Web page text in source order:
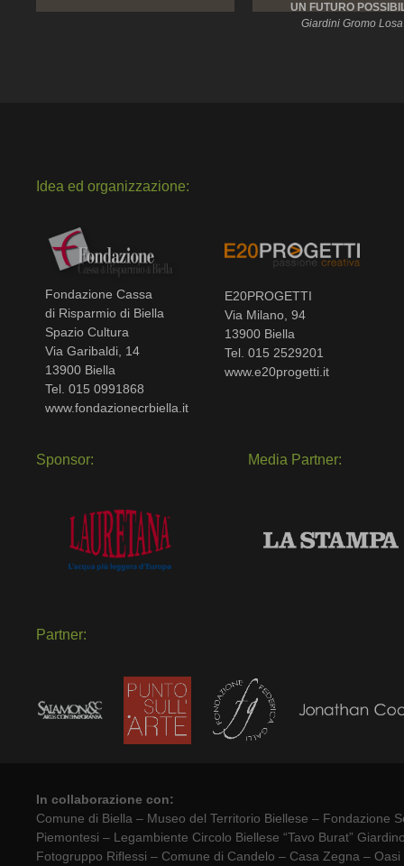
UN FUTURO
Giardini Gromo Losa
Idea ed organizzazione:
Fondazione Cassa
di Risparmio di Biella
Spazio Cultura
Via Garibaldi, 14
13900 Biella
Tel. 015 0991868
www.fondazionecrbiella.it
E20PROGETTI
Via Milano, 94
13900 Biella
Tel. 015 2529201
www.e20progetti.it
Sponsor: Media Partner:
Partner:
In collaborazione con:
Comune di Biella – Museo del Territorio Biellese – Fondazione
Piemontesi – Legambiente Circolo Biellese “Tavo Burat”
Fotogruppo Riflessi – Comune di Candelo – Casa Zegna –